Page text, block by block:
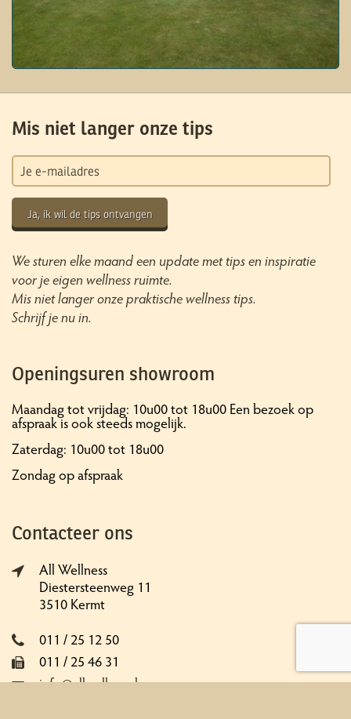
Mis niet langer onze tips
Ja, ik wil de tips ontvangen
We sturen elke maand een update met tips en inspiratie
voor je eigen wellness ruimte.
Mis niet langer onze praktische wellness tips.
Schrijf je nu in.
Openingsuren showroom
Maandag tot vrijdag: 10u00 tot 18u00 Een bezoek op
afspraak is ook steeds mogelijk.
Zaterdag: 10u00 tot 18u00
Zondag op afspraak
Contacteer ons
All Wellness
Diestersteenweg 11
3510 Kermt
011 / 25 12 50
011 / 25 46 31
info@allwellness.be